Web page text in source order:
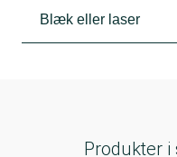
Blæk eller laser
Produkter